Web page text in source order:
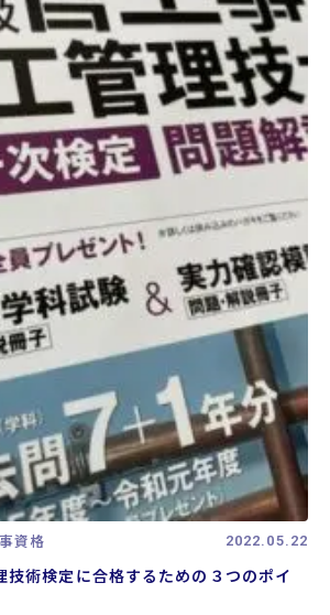
資格 2022.05.22
技術検定に合格するための３つのポイ